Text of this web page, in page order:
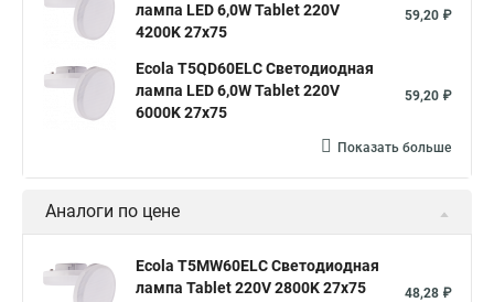
лампа LED 6,0W Tablet 220V
4200K 27x75
59,20 ₽
Ecola T5QD60ELC Светодиодная
лампа LED 6,0W Tablet 220V
6000K 27x75
59,20 ₽
Показать больше
Аналоги по цене
Ecola T5MW60ELC Светодиодная
лампа Tablet 220V 2800K 27x75
48,28 ₽